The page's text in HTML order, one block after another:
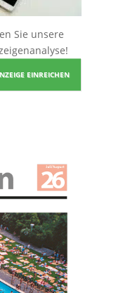
Sie unsere
EINREICHEN